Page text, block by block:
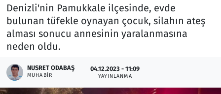
Denizli'nin Pamukkale ilçesinde, evde
bulunan tüfekle oynayan çocuk, silahın ateş
alması sonucu annesinin yaralanmasına
neden oldu.
NUSRET ODABAŞ
MUHABIR
04.12.2023 - 11:09
YAYINLANMA
Kurumsal Haberler
Lezzet Durağı